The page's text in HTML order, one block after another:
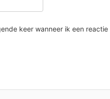
keer wanneer ik een reactie